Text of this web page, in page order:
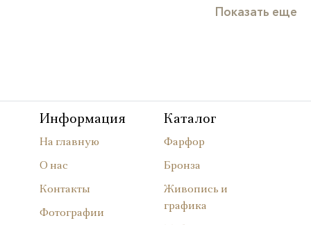
Показать еще
Информация
На главную
О нас
Контакты
Фотографии
Каталог
Фарфор
Бронза
Живопись и
графика